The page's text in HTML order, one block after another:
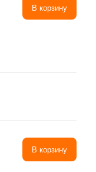
В корзину
В корзину